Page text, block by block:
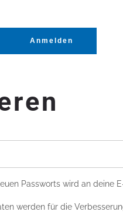
Anmelden
Passworts wird an deine
werden für die